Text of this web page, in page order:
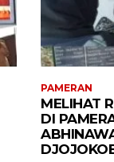
PAMERAN
MELIHAT
DI